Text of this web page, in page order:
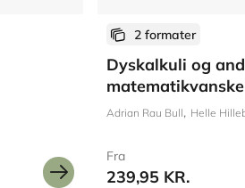
Karen E. Andreasen Annie
2 formater
Dyskalkuli og
Adrian Rau Bull Helle
Fra
239,95 KR.